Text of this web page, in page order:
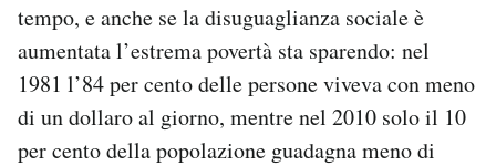
tempo, e anche se la disuguaglianza sociale è
aumentata l’estrema povertà sta sparendo: nel
1981 l’84 per cento delle persone viveva con meno
di un dollaro al giorno, mentre nel 2010 solo il 10
per cento della popolazione guadagna meno di